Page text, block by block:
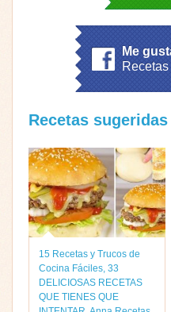
Me
Recetas sugeridas
15 Recetas y Trucos de
Cocina Fáciles 33
DELICIOSAS RECETAS
QUE TIENES QUE